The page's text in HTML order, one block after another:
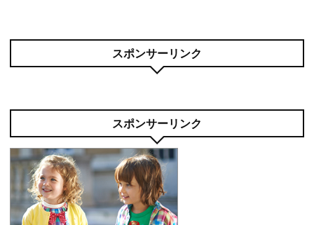
スポンサーリンク
スポンサーリンク